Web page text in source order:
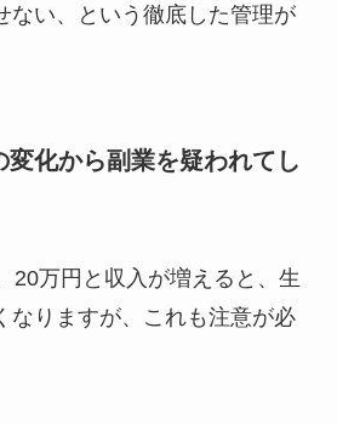
ない、という徹底した管理が
化から副業を疑われてし
20万円と収入が増えると、生
なりますが、これも注意が必